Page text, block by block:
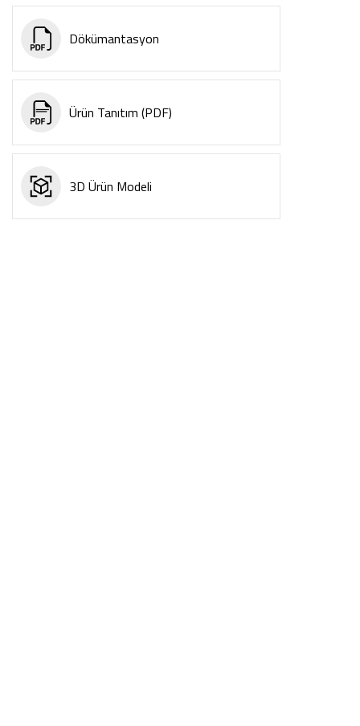
Dökümantasyon
Ürün Tanıtım (PDF)
3D Ürün Modeli